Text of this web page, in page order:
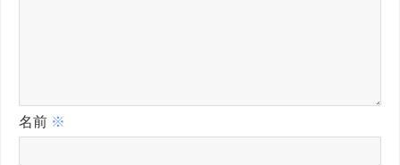
名前 ※